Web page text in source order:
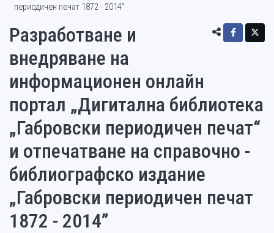
периодичен печат 1872 - 2014”
Разработване и
внедряване на
информационен онлайн
портал „Дигитална библиотека
„Габровски периодичен печат“
и отпечатване на справочно -
библиографско издание
„Габровски периодичен печат
1872 - 2014”